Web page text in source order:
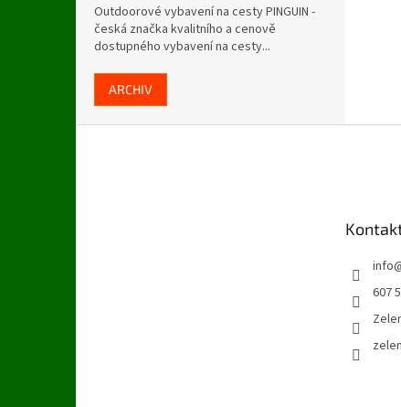
Outdoorové vybavení na cesty PINGUIN -
česká značka kvalitního a cenově
dostupného vybavení na cesty...
ARCHIV
info
607